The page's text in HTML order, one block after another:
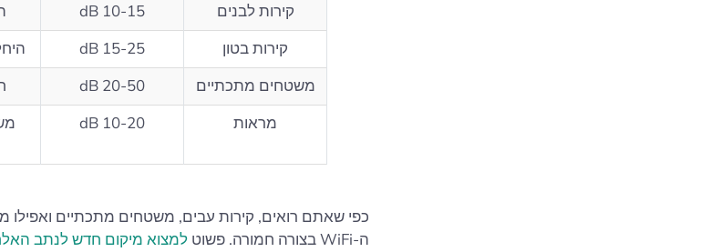
קירות לבנים
10-15 dB
קירות בטון
15-25 dB
משטחים מתכתיים
20-50 dB
מראות
10-20 dB
כפי שאתם רואים, קירות עבים, משטחים מתכתיים ואפילו
ה-WiFi בצורה חמורה. פשוט
למצוא מיקום חדש לנתב